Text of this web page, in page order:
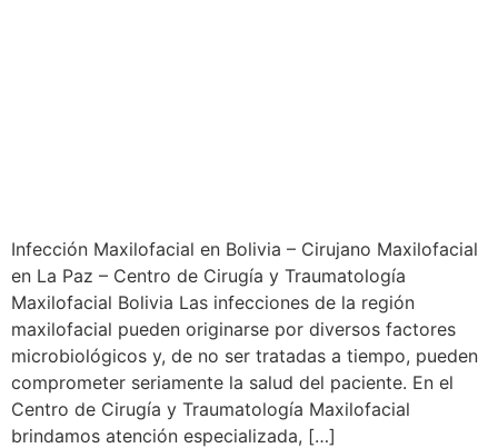
Infección Maxilofacial en Bolivia – Cirujano Maxilofacial
en La Paz – Centro de Cirugía y Traumatología
Maxilofacial Bolivia Las infecciones de la región
maxilofacial pueden originarse por diversos factores
microbiológicos y, de no ser tratadas a tiempo, pueden
comprometer seriamente la salud del paciente. En el
Centro de Cirugía y Traumatología Maxilofacial
brindamos atención especializada, […]